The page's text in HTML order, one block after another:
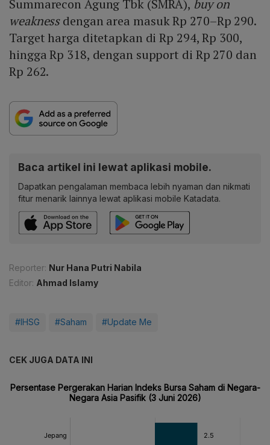
Summarecon Agung Tbk (SMRA), buy on
weaknessdengan area masuk Rp 270–Rp 290.
Target harga ditetapkan di Rp 294, Rp 300,
hingga Rp 318, dengan support di Rp 270 dan
Rp 262.
Baca artikel ini lewat aplikasi mobile.
Dapatkan pengalaman membaca lebih nyaman dan nikmati
fitur menarik lainnya lewat aplikasi mobile Katadata.
Reporter: Nur Hana Putri Nabila
Editor: Ahmad Islamy
#IHSG #Saham #Update Me
CEK JUGA DATA INI